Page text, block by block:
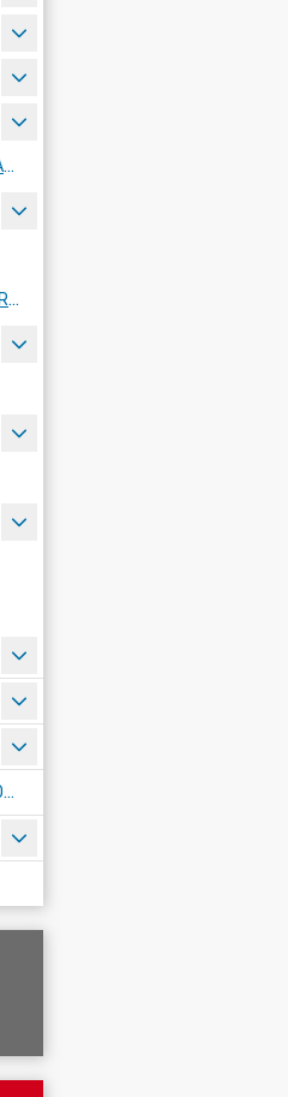
AKTY PRAWA MIEJSCOWEGO RADY POWIATU ZGORZELECKIEGO
POWIATOWY INSPEKTORAT NADZORU BUDOWLANEGO
MIĘDZYZAKŁADOWA KASA ZAPOMOGOWO-POŻYCZKOWA